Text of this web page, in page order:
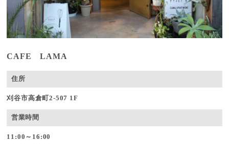
CAFE LAMA
住所
刈谷市高倉町2-507 1F
営業時間
11:00～16:00